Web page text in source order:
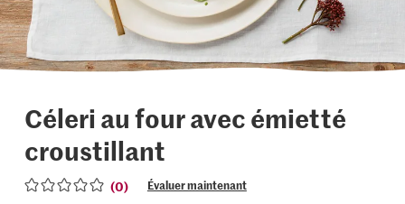
Céleri au four avec émietté
croustillant
(0) Évaluer maintenant